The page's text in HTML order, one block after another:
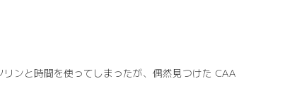
ンと時間を使ってしまったが、偶然見つけた CAA